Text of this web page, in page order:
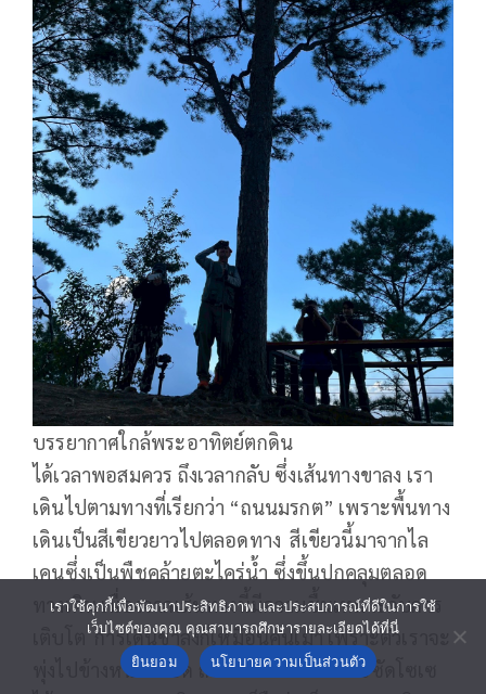
บรรยากาศใกล้พระอาทิตย์ตกดิน
ได้เวลาพอสมควร ถึงเวลากลับ ซึ่งเส้นทางขาลง เรา
เดินไปตามทางที่เรียกว่า “ถนนมรกต” เพราะพื้นทาง
เดินเป็นสีเขียวยาวไปตลอดทาง สีเขียวนี้มาจากไล
เคนซึ่งเป็นพืชคล้ายตะไคร่น้ำ ซึ่งขึ้นปกคลุมตลอด
ทางเดิน เนื่องจากเส้นทางนี้มีความชื้นเหมาะกับการ
เติบโต การเดินขาลงก็เหมือนคนเมา เพราะตัวเราจะ
พุ่งไปข้างหน้าตลอด ถ้าเบรกไม่ดีอาจจะโซซัดโซเซ
เราใช้คุกกี้เพื่อพัฒนาประสิทธิภาพ และประสบการณ์ที่ดีในการใช้
เว็บไซต์ของคุณ คุณสามารถศึกษารายละเอียดได้ที่นี่
ยินยอม
นโยบายความเป็นส่วนตัว